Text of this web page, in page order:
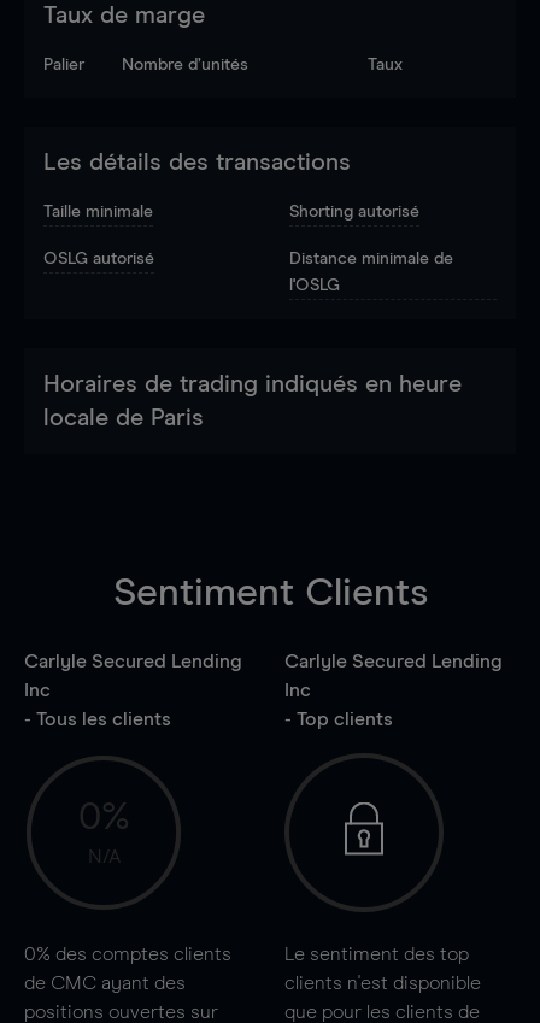
Taux de marge
Palier Nombre d’unités Taux
Les détails des transactions
Taille minimale Shorting autorisé
OSLG autorisé
Distance minimale de
l'OSLG
Horaires de trading indiqués en heure
locale de Paris
Sentiment Clients
Carlyle Secured Lending
Inc
- Tous les clients
0%
N/A
0% des comptes clients
de CMC ayant des
positions ouvertes sur
Carlyle Secured Lending
Inc
- Top clients
Le sentiment des top
clients n'est disponible
que pour les clients de